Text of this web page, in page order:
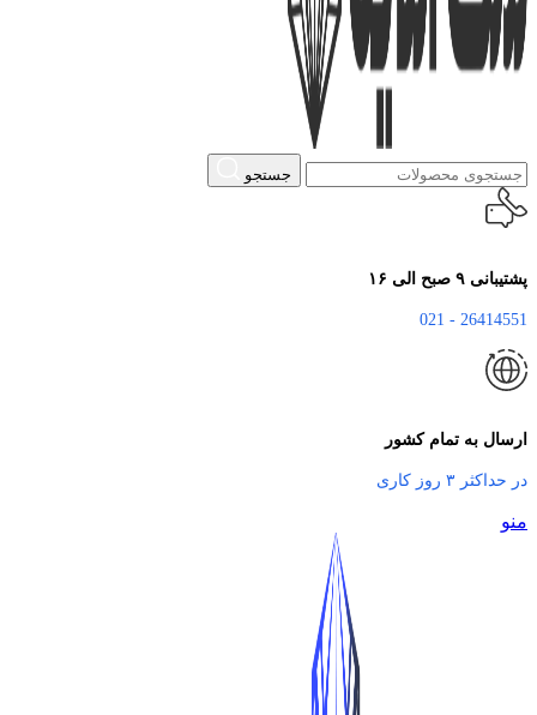
جستجو
پشتیبانی ۹ صبح الی ۱۶
26414551 - 021
ارسال به تمام کشور
در حداکثر ۳ روز کاری
منو